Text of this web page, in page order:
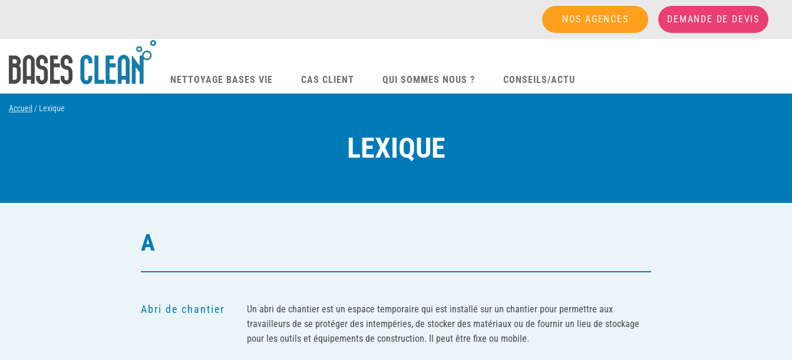
NOS AGENCES DEMANDE DE DEVIS
NETTOYAGE BASES VIE CAS CLIENT QUI SOMMES NOUS ? CONSEILS/ACTU
Accueil / Lexique
LEXIQUE
A
Abri de chantier
Un abri de chantier est un espace temporaire qui est installé sur un chantier pour permettre aux
travailleurs de se protéger des intempéries, de stocker des matériaux ou de fournir un lieu de stockage
pour les outils et équipements de construction. Il peut être fixe ou mobile.